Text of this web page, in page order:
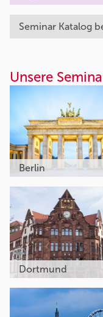
Seminar Katalog
Unsere
Berlin
Dortmund